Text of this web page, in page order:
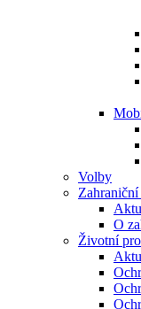
Volby
Zahraniční
O
Životní